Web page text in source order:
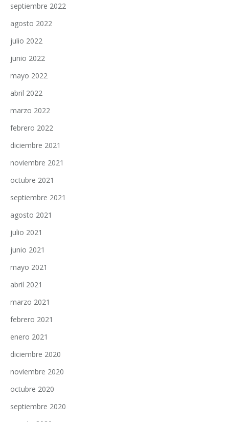
septiembre 2022
agosto 2022
julio 2022
junio 2022
mayo 2022
abril 2022
marzo 2022
febrero 2022
diciembre 2021
noviembre 2021
octubre 2021
septiembre 2021
agosto 2021
julio 2021
junio 2021
mayo 2021
abril 2021
marzo 2021
febrero 2021
enero 2021
diciembre 2020
noviembre 2020
octubre 2020
septiembre 2020